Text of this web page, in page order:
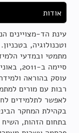
אודות
עינת הד-מצויינים
וטכנולוגיה,
מתמטי ובמדעי
סיימה
עוסק בהוראה
רבות עם מורים
לאפשר לתלמידים
בקהילת המחקר
בתחום הזהות,